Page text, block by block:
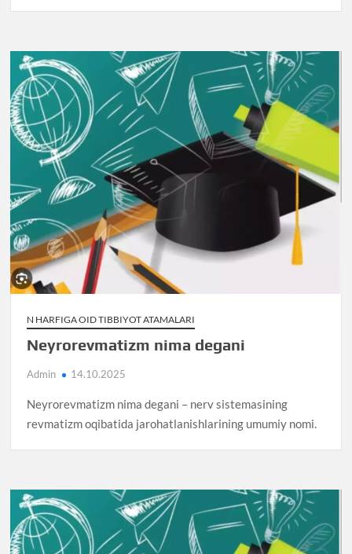
N HARFIGA OID TIBBIYOT ATAMALARI
Neyrorevmatizm nima degani
Admin 14.10.2025
Neyrorevmatizm nima degani – nerv sistemasining
revmatizm oqibatida jarohatlanishlarining umumiy nomi.